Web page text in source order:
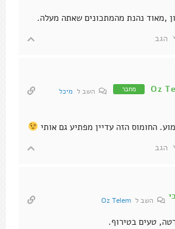
,מאוד נהנת מהמתכונים שאתה מעלה.
הגב
Oz מחבר השב ל מיכל
החומוס הזה עדיין מפתיע גם אותי
הגב
השב לOz Telem
טעים בטירוף.